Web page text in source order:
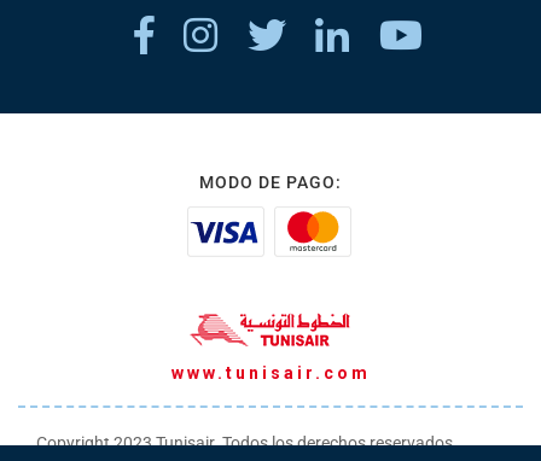
MODO DE PAGO:
www.tunisair.com
Copyright 2023 Tunisair. Todos los derechos reservados